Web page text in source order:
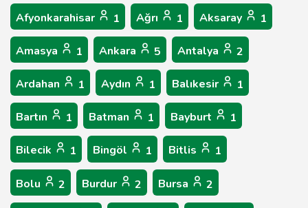
Afyonkarahisar 1 Ağrı 1 Aksaray 1
Amasya 1 Ankara 5 Antalya 2
Ardahan 1 Aydın 1 Balıkesir 1
Bartın 1 Batman 1 Bayburt 1
Bilecik 1 Bingöl 1 Bitlis 1
Bolu 2 Burdur 2 Bursa 2